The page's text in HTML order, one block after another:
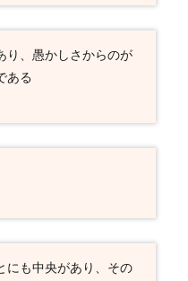
り、愚かしさからのが
ある
にも中央があり、その